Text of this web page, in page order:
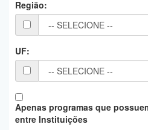
PlanaltoRegião:
UF:
Apenas programas que
entre Instituições